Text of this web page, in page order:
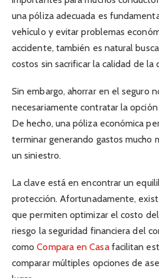
una póliza adecuada es
vehículo y evitar problemas
accidente, también es natural
costos sin sacrificar la calidad de la
Sin embargo, ahorrar en el seguro
necesariamente contratar la
De hecho, una póliza económica
terminar generando gastos mucho
un siniestro.
La clave está en encontrar un
protección. Afortunadamente,
que permiten optimizar el costo
riesgo la seguridad financiera del
comoCompara en Casafacilitan
comparar múltiples opciones de